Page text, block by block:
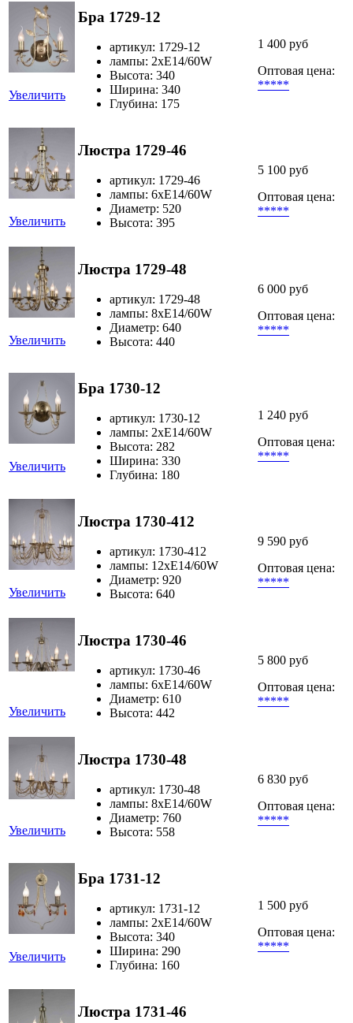
Увеличить
Бра 1729-12
артикул: 1729-12
лампы: 2хЕ14/60W
Высота: 340
Ширина: 340
Глубина: 175
1 400 руб
Оптовая цена:
*****
Увеличить
Люстра 1729-46
артикул: 1729-46
лампы: 6хЕ14/60W
Диаметр: 520
Высота: 395
5 100 руб
Оптовая цена:
*****
Увеличить
Люстра 1729-48
артикул: 1729-48
лампы: 8хЕ14/60W
Диаметр: 640
Высота: 440
6 000 руб
Оптовая цена:
*****
Увеличить
Бра 1730-12
артикул: 1730-12
лампы: 2хЕ14/60W
Высота: 282
Ширина: 330
Глубина: 180
1 240 руб
Оптовая цена:
*****
Увеличить
Люстра 1730-412
артикул: 1730-412
лампы: 12хЕ14/60W
Диаметр: 920
Высота: 640
9 590 руб
Оптовая цена:
*****
Увеличить
Люстра 1730-46
артикул: 1730-46
лампы: 6хЕ14/60W
Диаметр: 610
Высота: 442
5 800 руб
Оптовая цена:
*****
Увеличить
Люстра 1730-48
артикул: 1730-48
лампы: 8хЕ14/60W
Диаметр: 760
Высота: 558
6 830 руб
Оптовая цена:
*****
Увеличить
Бра 1731-12
артикул: 1731-12
лампы: 2хЕ14/60W
Высота: 340
Ширина: 290
Глубина: 160
1 500 руб
Оптовая цена:
*****
Люстра 1731-46